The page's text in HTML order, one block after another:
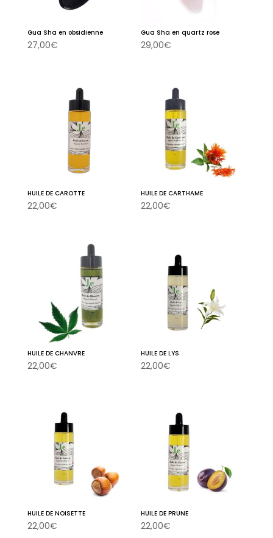
Gua Sha en obsidienne
27,00€
Gua Sha en quartz rose
29,00€
HUILE DE CAROTTE
22,00€
HUILE DE CARTHAME
22,00€
HUILE DE CHANVRE
22,00€
HUILE DE LYS
22,00€
HUILE DE NOISETTE
22,00€
HUILE DE PRUNE
22,00€